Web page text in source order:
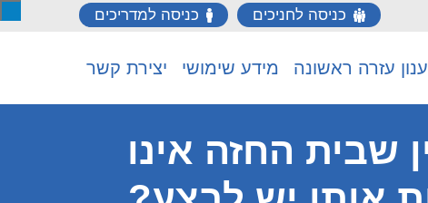
כניסה לחניכים כניסה למדריכים
עזרה ראשונה מידע שימושי יצירת קשר
שבית החזה אינו